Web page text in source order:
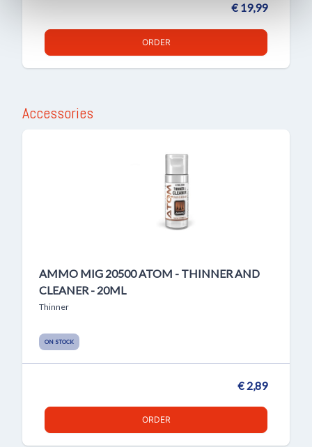
€ 19,99
ORDER
Accessories
AMMO MIG 20500 ATOM - THINNER AND
CLEANER - 20ML
Thinner
ON STOCK
€ 2,89
ORDER